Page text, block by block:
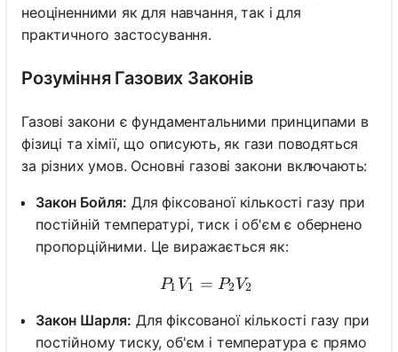
неоціненними як для навчання, так і для
практичного застосування.
Розуміння Газових Законів
Газові закони є фундаментальними принципами в
фізиці та хімії, що описують, як гази поводяться
за різних умов. Основні газові закони включають:
Закон Бойля: Для фіксованої кількості газу при
постійній температурі, тиск і об'єм є обернено
пропорційними. Це виражається як:
P_1V_1 = P_2V_2
P1 V1 = P2 V2
Закон Шарля: Для фіксованої кількості газу при
постійному тиску, об'єм і температура є прямо